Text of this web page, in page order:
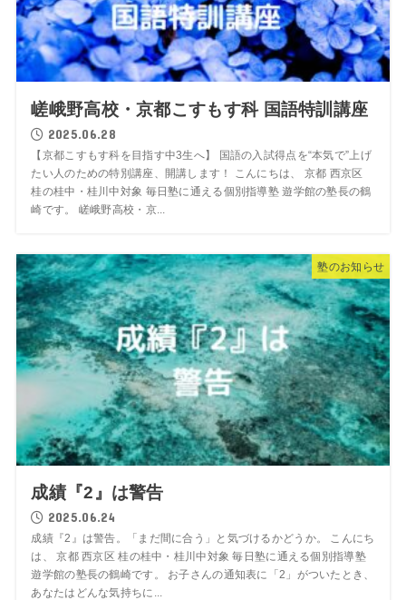
嵯峨野高校・京都こすもす科 国語特訓講座
2025.06.28
【京都こすもす科を目指す中3生へ】 国語の入試得点を“本気で”上げ
たい人のための特別講座、開講します！ こんにちは、 京都 西京区
桂の桂中・桂川中対象 毎日塾に通える個別指導塾 遊学館の塾長の鶴
崎です。 嵯峨野高校・京...
塾のお知らせ
成績『2』は警告
2025.06.24
成績『2』は警告。「まだ間に合う」と気づけるかどうか。 こんにち
は、 京都 西京区 桂の桂中・桂川中対象 毎日塾に通える個別指導塾
遊学館の塾長の鶴崎です。 お子さんの通知表に「2」がついたとき、
あなたはどんな気持ちに...